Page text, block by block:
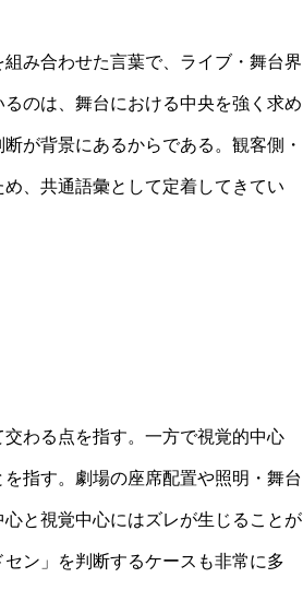
み合わせた言葉で、ライブ・舞台界
のは、舞台における中央を強く求め
が背景にあるからである。観客側・
、共通語彙として定着してきてい
わる点を指す。一方で視覚的中心
指す。劇場の座席配置や照明・舞台
と視覚中心にはズレが生じることが
ン」を判断するケースも非常に多